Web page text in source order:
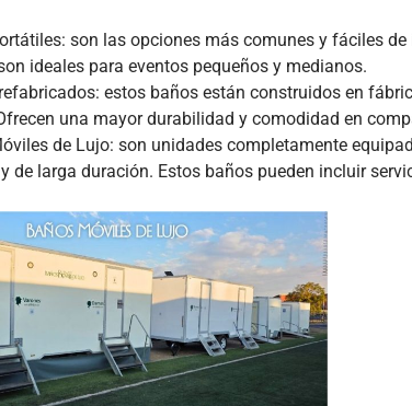
son las opciones más comunes y fáciles
ideales para eventos pequeños y medianos.
estos baños están construidos en
una mayor durabilidad y comodidad en
de Lujo: son unidades completamente
de larga duración. Estos baños pueden incluir